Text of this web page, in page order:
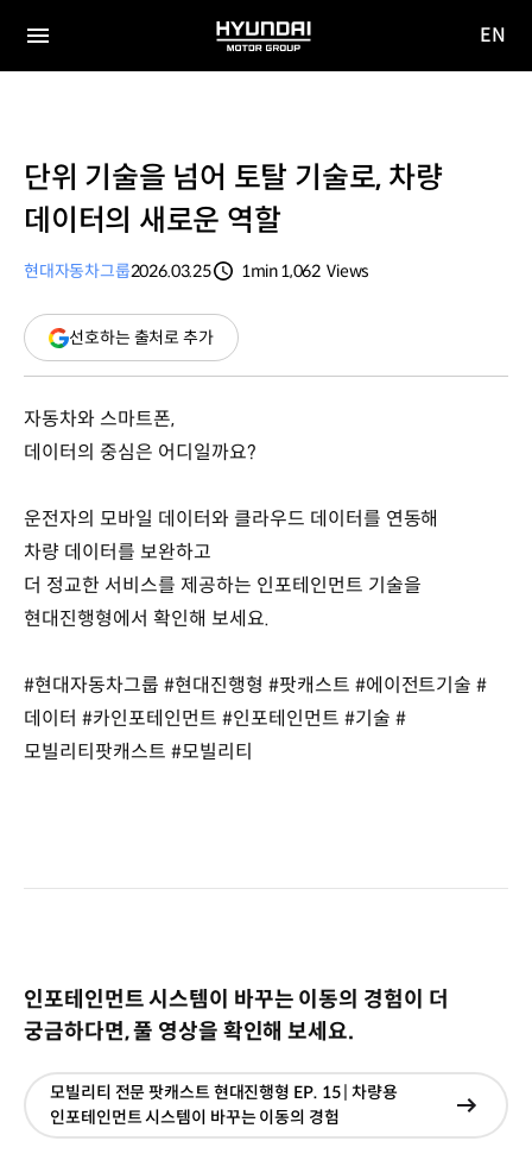
전체
HYUNDAI
MOTOR
EN
단위 기술을 넘어 토탈 기술로, 차량
데이터의 새로운 역할
현대자동차그룹2026.03.25
1min1,062 Views
선호하는 출처로 추가(새
창
자동차와 스마트폰,
데이터의 중심은 어디일까요?
운전자의 모바일 데이터와 클라우드 데이터를 연동해
차량 데이터를 보완하고
더 정교한 서비스를 제공하는 인포테인먼트 기술을
현대진행형에서 확인해 보세요.
#현대자동차그룹 #현대진행형 #팟캐스트 #에이전트기술 #
데이터 #카인포테인먼트 #인포테인먼트 #기술 #
모빌리티팟캐스트 #모빌리티
인포테인먼트 시스템이 바꾸는 이동의 경험이 더
궁금하다면, 풀 영상을 확인해 보세요.
모빌리티 전문 팟캐스트 현대진행형 EP. 15 | 차량용
인포테인먼트 시스템이 바꾸는 이동의 경험
현재
이동